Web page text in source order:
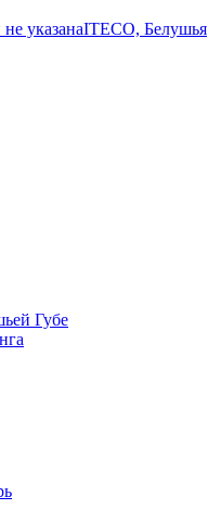
не указанаITECO, Белушья
Губе